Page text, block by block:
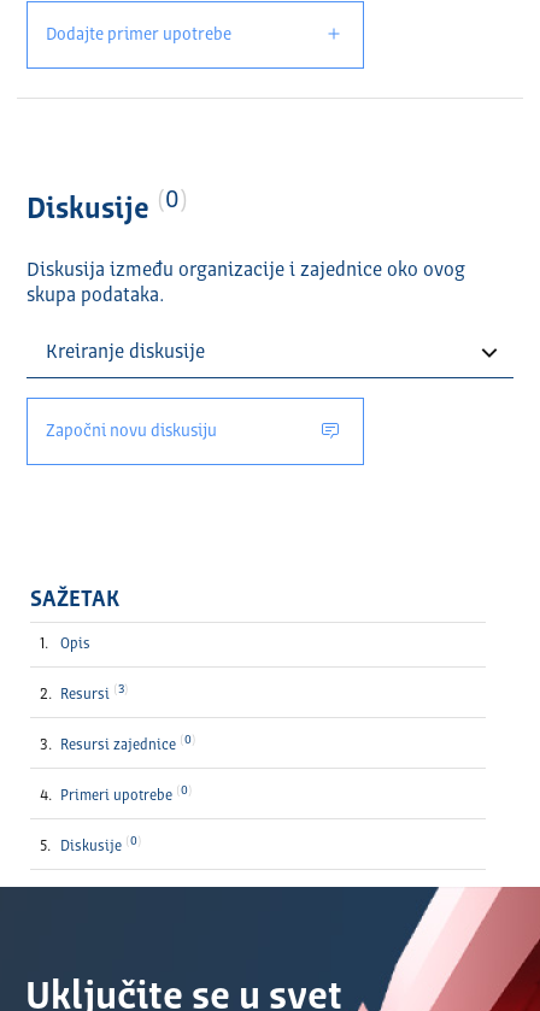
Dodajte primer upotrebe
Diskusije 0
Diskusija između organizacije i zajednice oko ovog
skupa podataka.
Započni novu diskusiju
SAŽETAK
Opis
Resursi 3
Resursi zajednice 0
Primeri upotrebe 0
Diskusije 0
Uključite se u svet